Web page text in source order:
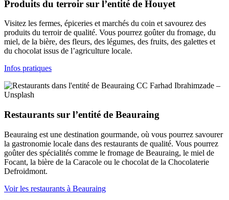
Produits du terroir sur l’entité de Houyet
Visitez les fermes, épiceries et marchés du coin et savourez des
produits du terroir de qualité. Vous pourrez goûter du fromage, du
miel, de la bière, des fleurs, des légumes, des fruits, des galettes et
du chocolat issus de l’agriculture locale.
Infos pratiques
CC Farhad Ibrahimzade –
Unsplash
Restaurants sur l’entité de Beauraing
Beauraing est une destination gourmande, où vous pourrez savourer
la gastronomie locale dans des restaurants de qualité. Vous pourrez
goûter des spécialités comme le fromage de Beauraing, le miel de
Focant, la bière de la Caracole ou le chocolat de la Chocolaterie
Defroidmont.
Voir les restaurants à Beauraing